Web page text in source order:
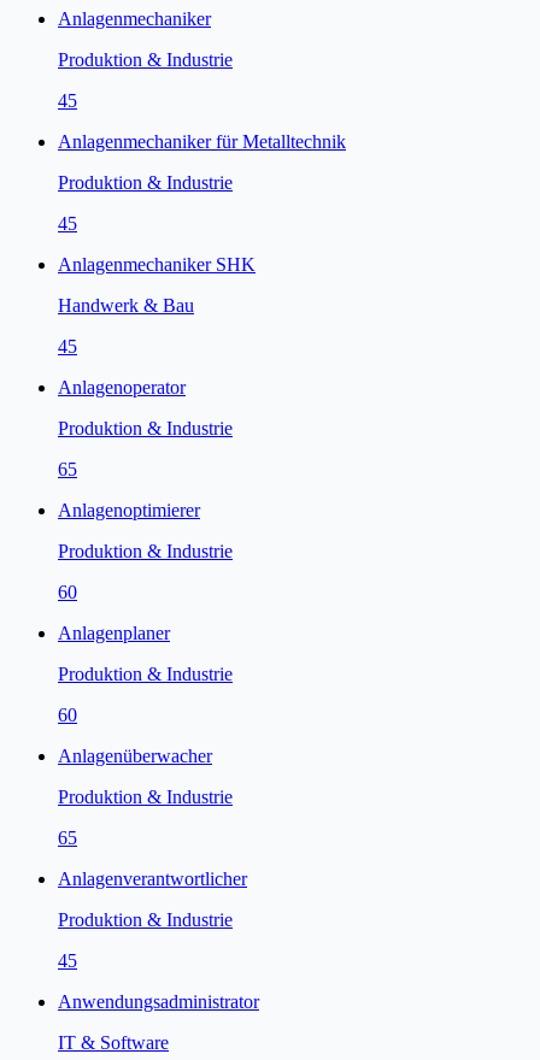
Anlagenmechaniker
Produktion & Industrie
45
Anlagenmechaniker für Metalltechnik
Produktion & Industrie
45
Anlagenmechaniker SHK
Handwerk & Bau
45
Anlagenoperator
Produktion & Industrie
65
Anlagenoptimierer
Produktion & Industrie
60
Anlagenplaner
Produktion & Industrie
60
Anlagenüberwacher
Produktion & Industrie
65
Anlagenverantwortlicher
Produktion & Industrie
45
Anwendungsadministrator
IT & Software